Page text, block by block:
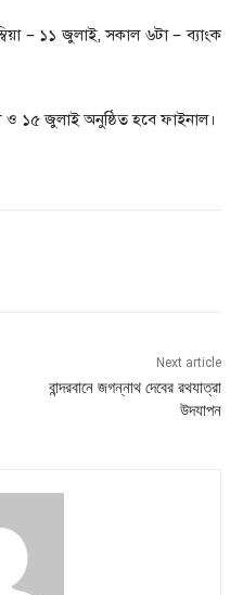
– ১১ জুলাই,সকাল ৬টা–ব্যাংক
ও ১৫ জুলাই অনুষ্ঠিত হবে ফাইনাল।
Next article
বান্দরবানে জগন্নাথ দেবের রথযাত্রা
উদযাপন